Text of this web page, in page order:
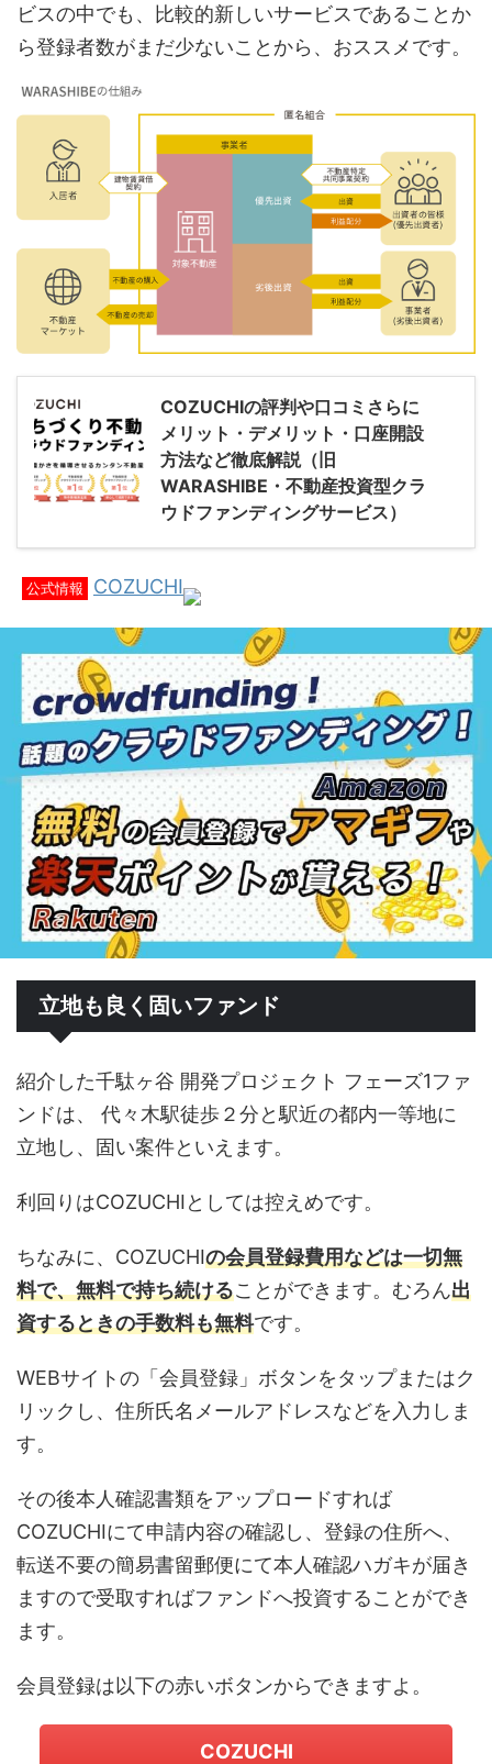
ビスの中でも、比較的新しいサービスであることか
ら登録者数がまだ少ないことから、おススメです。
COZUCHIの評判や口コミさらに
メリット・デメリット・口座開設
方法など徹底解説（旧
WARASHIBE・不動産投資型クラ
ウドファンディングサービス）
公式情報 COZUCHI
立地も良く固いファンド
紹介した千駄ヶ谷 開発プロジェクト フェーズ1ファ
ンドは、 代々木駅徒歩２分と駅近の都内一等地に
立地し、固い案件といえます。
利回りはCOZUCHIとしては控えめです。
ちなみに、COZUCHIの会員登録費用などは一切無
料で、無料で持ち続けることができます。むろん出
資するときの手数料も無料です。
WEBサイトの「会員登録」ボタンをタップまたはク
リックし、住所氏名メールアドレスなどを入力しま
す。
その後本人確認書類をアップロードすれば
COZUCHIにて申請内容の確認し、登録の住所へ、
転送不要の簡易書留郵便にて本人確認ハガキが届き
ますので受取すればファンドへ投資することができ
ます。
会員登録は以下の赤いボタンからできますよ。
COZUCHI